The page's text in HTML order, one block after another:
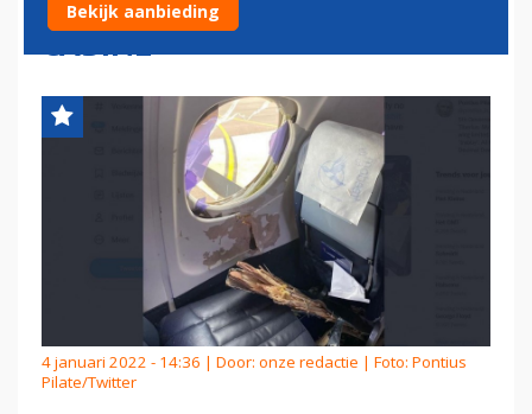
CABINE
4 januari 2022 - 14:36 | Door: onze redactie | Foto: Pontius
Pilate/Twitter
Bekijk aanbieding